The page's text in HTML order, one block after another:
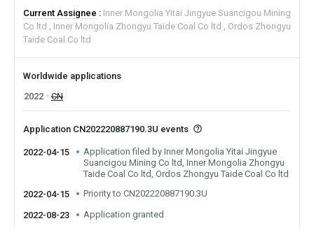
Current Assignee
Inner Mongolia Yitai Jingyue Suancigou Mining
Co ltd
Inner Mongolia Zhongyu Taide Coal Co ltd
Ordos Zhongyu
Taide Coal Co ltd
Worldwide applications
2022
CN
Application CN202220887190.3U events
2022-04-15
Application filed by Inner Mongolia Yitai Jingyue
Suancigou Mining Co ltd, Inner Mongolia Zhongyu
Taide Coal Co ltd, Ordos Zhongyu Taide Coal Co ltd
2022-04-15
Priority to CN202220887190.3U
2022-08-23 Application granted